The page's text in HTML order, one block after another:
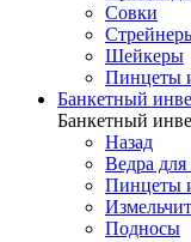
Совки
Шейкеры
Пинцеты
Банкетный
Банкетный
Назад
Ведра для
Пинцеты
Подносы